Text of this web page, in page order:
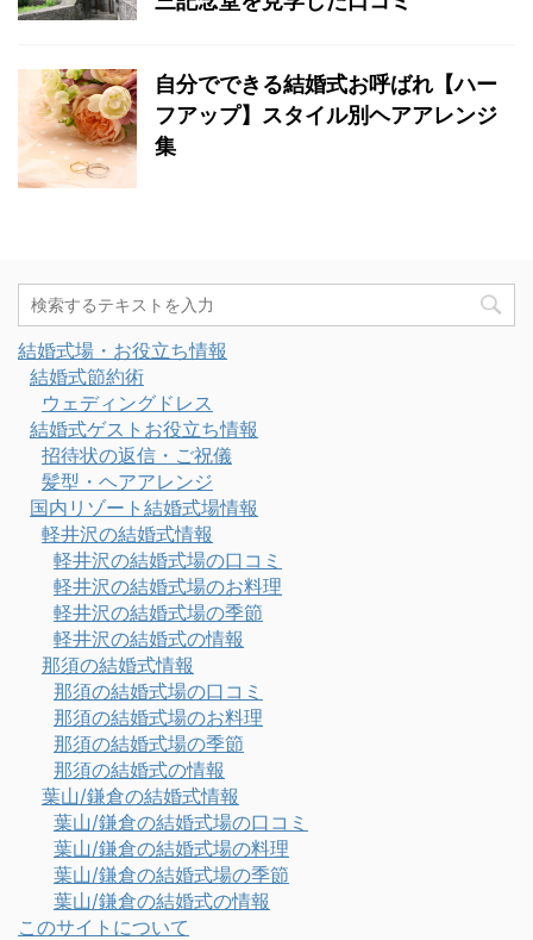
自分でできる結婚式お呼ばれ【ハー
フアップ】スタイル別ヘアアレンジ
集
結婚式場・お役立ち情報
結婚式節約術
ウェディングドレス
結婚式ゲストお役立ち情報
招待状の返信・ご祝儀
髪型・ヘアアレンジ
国内リゾート結婚式場情報
軽井沢の結婚式情報
軽井沢の結婚式場の口コミ
軽井沢の結婚式場のお料理
軽井沢の結婚式場の季節
軽井沢の結婚式の情報
那須の結婚式情報
那須の結婚式場の口コミ
那須の結婚式場のお料理
那須の結婚式場の季節
那須の結婚式の情報
葉山/鎌倉の結婚式情報
葉山/鎌倉の結婚式場の口コミ
葉山/鎌倉の結婚式場の料理
葉山/鎌倉の結婚式場の季節
葉山/鎌倉の結婚式の情報
このサイトについて